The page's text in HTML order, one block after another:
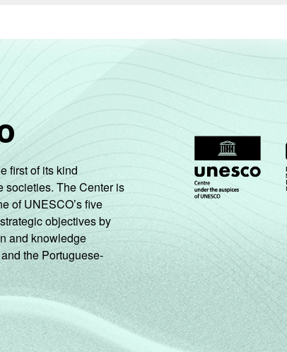
first of its kind
societies. The Center is
of UNESCO’s five
objectives by
and knowledge
the Portuguese-